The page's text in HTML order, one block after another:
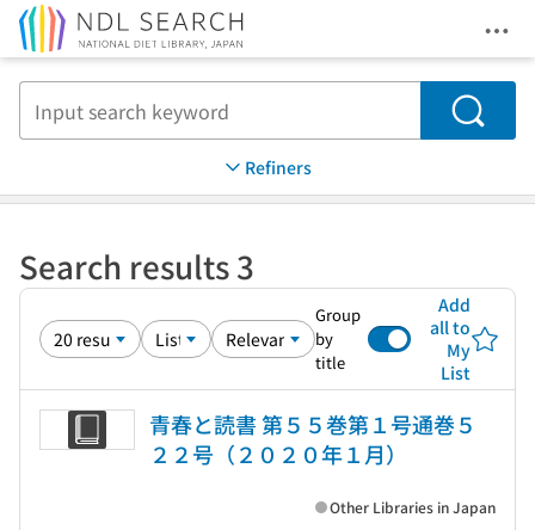
Search
Refiners
Search results 3
Group
by
title
Add
all to
My
List
青春と読書 第５５巻第１号通巻５
２２号（２０２０年１月）
Other Libraries in Japan